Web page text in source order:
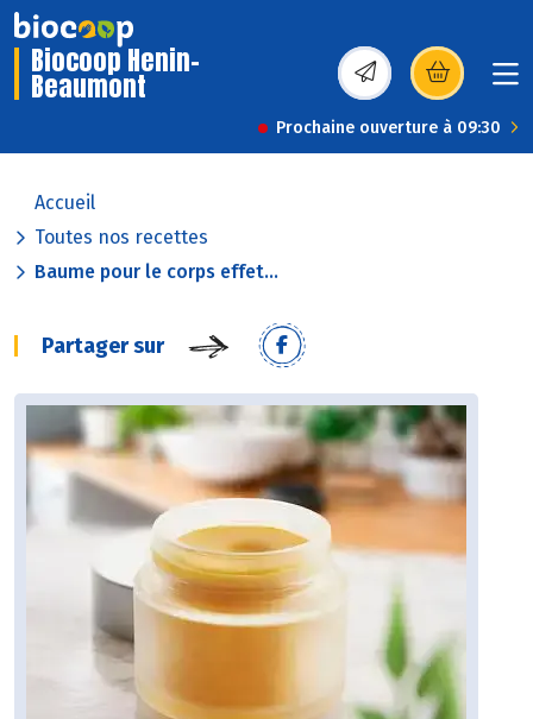
Biocoop Henin-
Beaumont (s’ouvre dans une
Prochaine ouverture à 09:30
Accueil
Toutes nos recettes
Baume pour le corps effet...
Partager sur